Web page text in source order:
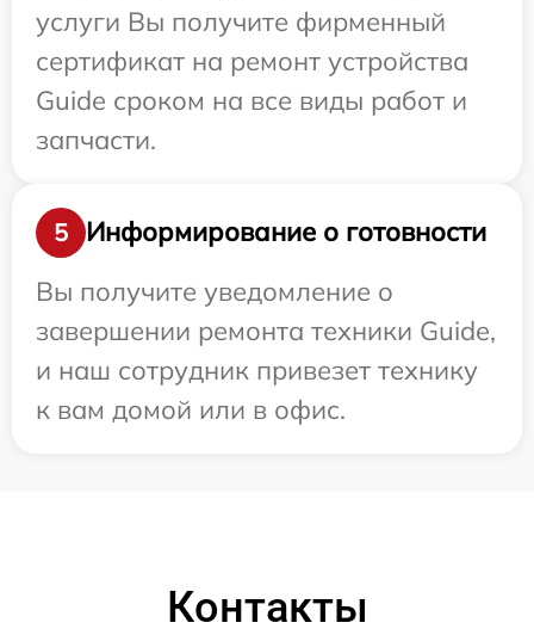
услуги Вы получите фирменный
сертификат на ремонт устройства
Guide сроком на все виды работ и
запчасти.
5
Информирование о готовности
Вы получите уведомление о
завершении ремонта техники Guide,
и наш сотрудник привезет технику
к вам домой или в офис.
Контакты